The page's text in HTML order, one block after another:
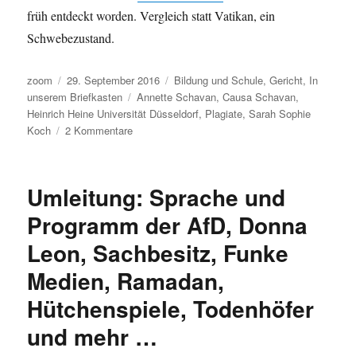
früh entdeckt worden. Vergleich statt Vatikan, ein
Schwebezustand.
Autor
zoom
Veröffentlicht
am
29. September 2016 Kategorien
Bildung und Schule,Gericht, In
unserem Briefkasten
Schlagwörter
Annette Schavan,Causa Schavan,
Heinrich Heine Universität Düsseldorf, Plagiate,Sarah Sophie
Koch
2 Kommentarezu
die
Universität
Düsseldorf:
Einladung
an
den
wissenschaftlichen
auch
Umleitung: Sprache und
Programm der AfD, Donna
Leon, Sachbesitz, Funke
Medien, Ramadan,
Hütchenspiele, Todenhöfer
und mehr …